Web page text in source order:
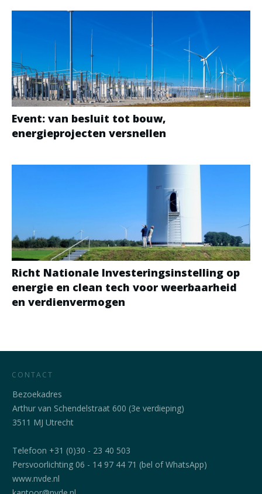
Event: van besluit tot bouw,
energieprojecten versnellen
Richt Nationale Investeringsinstelling op
energie en clean tech voor weerbaarheid
en verdienvermogen
CONTACT
Bezoekadres
Arthur van Schendelstraat 600 (3e verdieping)
3511 MJ Utrecht
Telefoon +31 (0)30 - 23 40 503
Persvoorlichting 06 - 14 97 44 71 (bel of WhatsApp)
www.nvde.nl